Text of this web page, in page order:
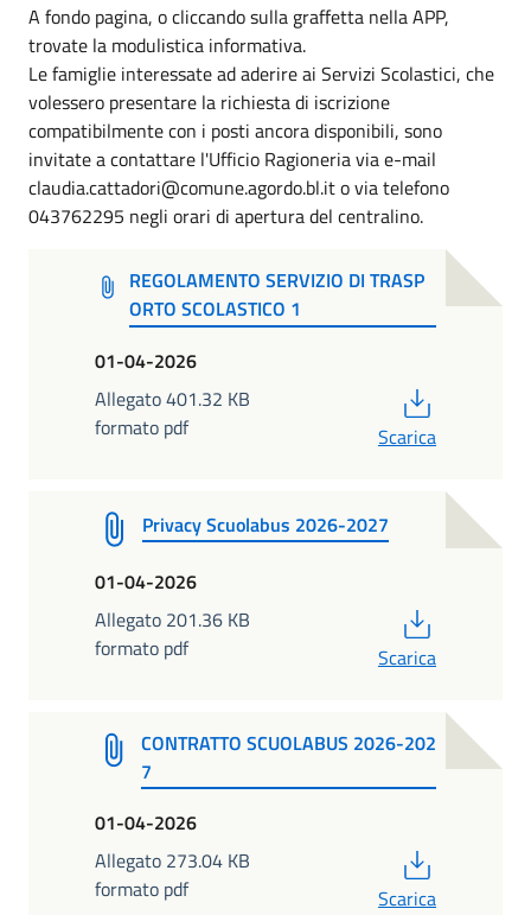
A fondo pagina, o cliccando sulla graffetta nella APP,
trovate la modulistica informativa.
Le famiglie interessate ad aderire ai Servizi Scolastici, che
volessero presentare la richiesta di iscrizione
compatibilmente con i posti ancora disponibili, sono
invitate a contattare l'Ufficio Ragioneria via e-mail
claudia.cattadori@comune.agordo.bl.it o via telefono
043762295 negli orari di apertura del centralino.
REGOLAMENTO SERVIZIO DI TRASP
ORTO SCOLASTICO 1
01-04-2026
Allegato 401.32 KB
formato pdf
Scarica
Privacy Scuolabus 2026-2027
01-04-2026
Allegato 201.36 KB
formato pdf
Scarica
CONTRATTO SCUOLABUS 2026-202
7
01-04-2026
Allegato 273.04 KB
formato pdf
Scarica